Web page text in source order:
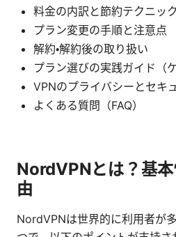
料金の内訳と節約テクニック
プラン変更の手順と注意点
解約・解約後の取り扱い
プラン選びの実践ガイド（ケ
VPNのプライバシーとセキ
よくある質問（FAQ）
NordVPNとは？基
由
NordVPNは世界的に利用者が